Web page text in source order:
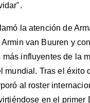
la atención de
van Buuren y
influyentes de la
mundial. Tras el éxito
al roster
en el primer